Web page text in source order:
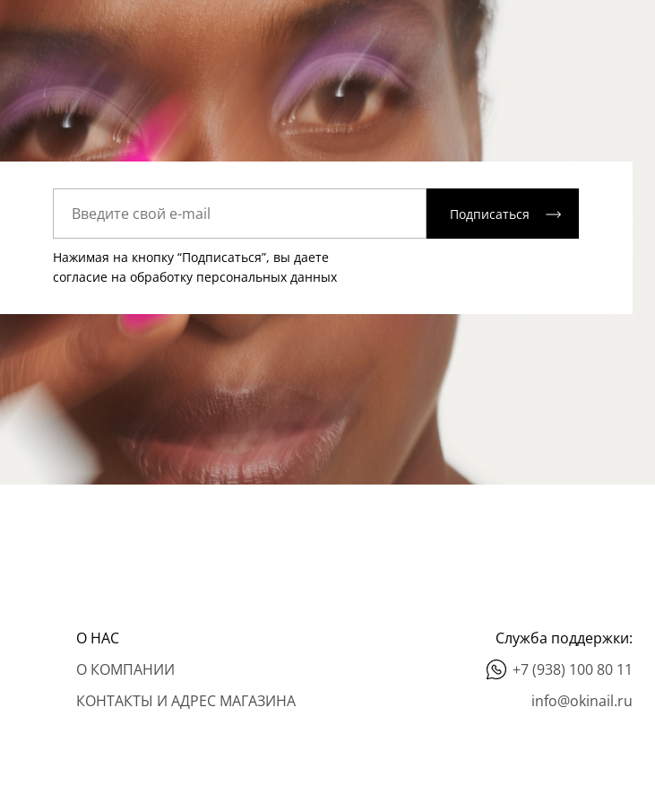
Подписаться
Нажимая на кнопку “Подписаться”, вы даете
согласие на обработку персональных данных
О НАС
О КОМПАНИИ
КОНТАКТЫ И АДРЕС МАГАЗИНА
Служба поддержки:
+7 (938) 100 80 11
info@okinail.ru